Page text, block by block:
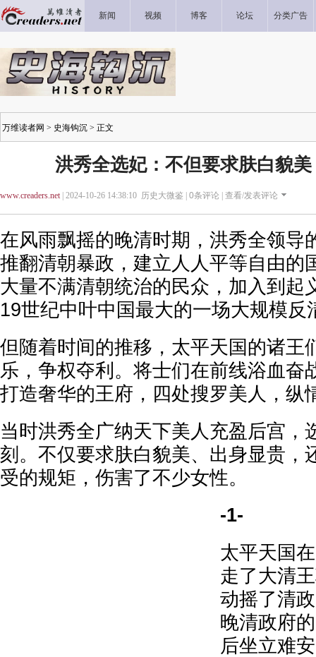
新闻 视频 博客 论坛 分类广告
万维读者网 > 史海钩沉 > 正文
洪秀全选妃：不但要求肤白貌
www.creaders.net| 2024-10-26 14:38:10 历史大微鉴 | 0条评论 | 查看/发表评论
在风雨飘摇的晚清时期，洪秀全领导
推翻清朝暴政，建立人人平等自由的
大量不满清朝统治的民众，加入到起
19世纪中叶中国最大的一场大规模反
但随着时间的推移，太平天国的诸王
乐，争权夺利。将士们在前线浴血奋
打造奢华的王府，四处搜罗美人，纵
当时洪秀全广纳天下美人充盈后宫，
刻。不仅要求肤白貌美、出身显贵，
受的规矩，伤害了不少女性。
-1-
太平天国
走了大清
动摇了清
晚清政府
后坐立难